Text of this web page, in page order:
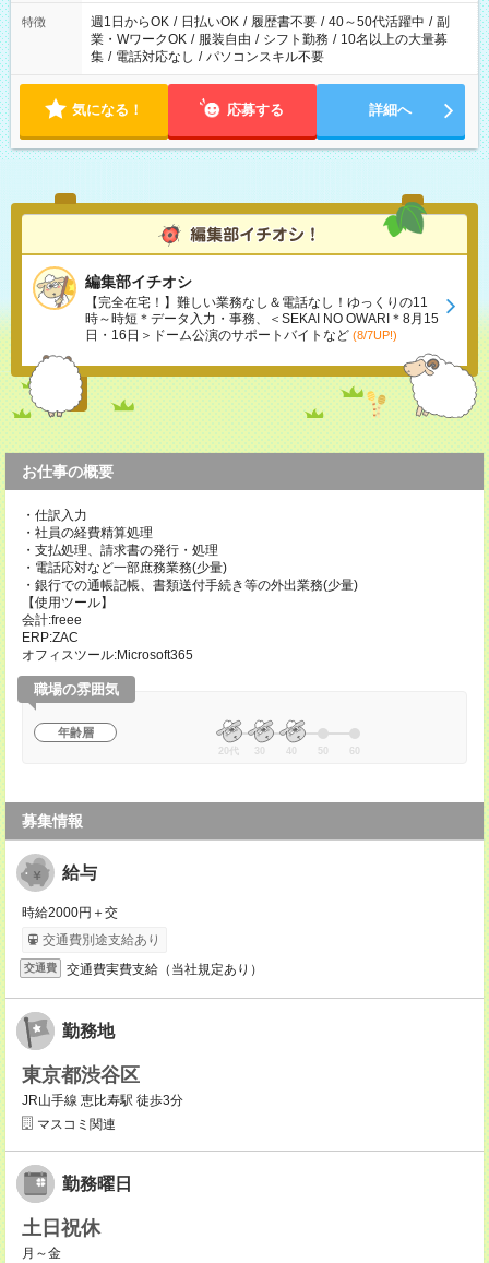
特徴 週1日からOK / 日払いOK / 履歴書不要 / 40～50代活躍中 / 副
業・WワークOK / 服装自由 / シフト勤務 / 10名以上の大量募
集 / 電話対応なし / パソコンスキル不要
気になる！ 応募する 詳細へ
編集部イチオシ
【完全在宅！】難しい業務なし＆電話なし！ゆっくりの11
時～時短＊データ入力・事務、＜SEKAI NO OWARI＊8月15
日・16日＞ドーム公演のサポートバイトなど (8/7UP!)
お仕事の概要
・仕訳入力
・社員の経費精算処理
・支払処理、請求書の発行・処理
・電話応対など一部庶務業務(少量)
・銀行での通帳記帳、書類送付手続き等の外出業務(少量)
【使用ツール】
会計:freee
ERP:ZAC
オフィスツール:Microsoft365
職場の雰囲気
年齢層
20代 30 40 50 60
募集情報
給与
時給2000円＋交
交通費別途支給あり
交通費 交通費実費支給（当社規定あり）
勤務地
東京都渋谷区
JR山手線 恵比寿駅 徒歩3分
マスコミ関連
勤務曜日
土日祝休
月～金